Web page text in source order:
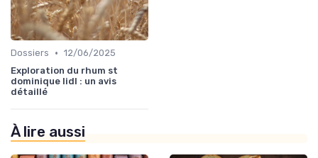
Dossiers • 12/06/2025
Exploration du rhum st
dominique lidl : un avis
détaillé
À lire aussi